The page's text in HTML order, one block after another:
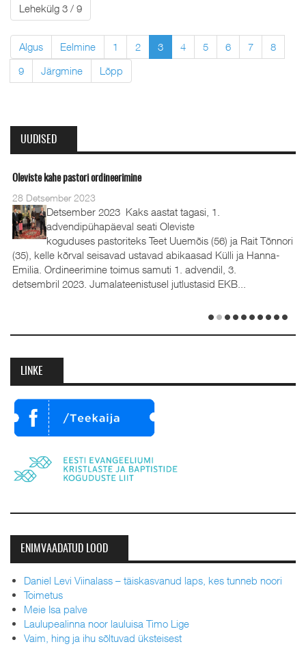
Lehekülg 3 / 9
Algus Eelmine 1 2 3 4 5 6 7
8
9
Järgmine Lõpp
UUDISED
Oleviste kahe pastori ordineerimine
28 Detsember 2023
Detsember 2023 Kaks aastat tagasi, 1.
advendipühapäeval seati Oleviste
koguduses pastoriteks Teet Uuemõis (56) ja Rait Tõnnori
(35), kelle kõrval seisavad ustavad abikaasad Külli ja Hanna-
Emilia. Ordineerimine toimus samuti 1. advendil, 3.
detsembril 2023. Jumalateenistusel jutlustasid EKB...
LINKE
ENIMVAADATUD LOOD
Daniel Levi Viinalass – täiskasvanud laps, kes tunneb noori
Toimetus
Meie Isa palve
Laulupealinna noor lauluisa Timo Lige
Vaim, hing ja ihu sõltuvad üksteisest